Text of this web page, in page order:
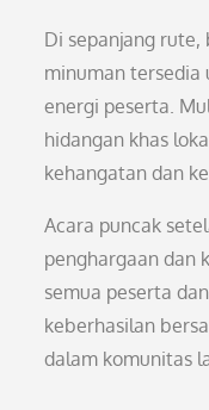
Di sepanjang
minuman tersedia
energi peserta.
hidangan khas
kehangatan dan
Acara puncak
penghargaan dan
semua peserta
keberhasilan
dalam komunitas